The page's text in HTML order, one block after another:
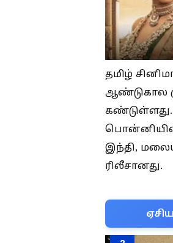
தமிழ்
ஆண்டுகால
பொன்னியின்
இந்தி,
ரிலீசானது.